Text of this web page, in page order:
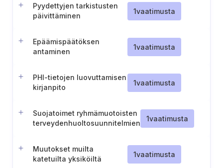
Pyydettyjen tarkistusten
päivittäminen
1vaatimusta
Epäämispäätöksen
antaminen
1vaatimusta
PHI-tietojen luovuttamisen
kirjanpito
1vaatimusta
Suojatoimet ryhmämuotoisten
terveydenhuoltosuunnitelmien
suojaamiseksi
1vaatimusta
Muutokset muilta
katetuilta yksiköiltä
1vaatimusta